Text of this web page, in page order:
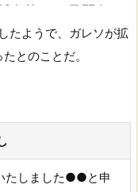
たようで、ガレソが拡
とのことだ。
たしました●●と申